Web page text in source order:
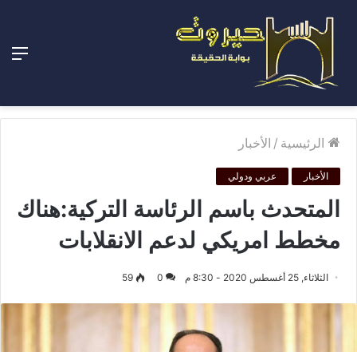
الرئيسية / الأخبار
الأخبار عربي ودولي
المتحدث باسم الرئاسة التركية:هناك
مخطط امريكي لدعم الانقلابات
الثلاثاء, 25 أغسطس 2020 - 8:30 م 0
59